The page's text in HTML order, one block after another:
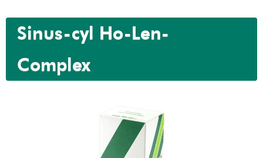
Sinus-cyl Ho-Len-
Complex